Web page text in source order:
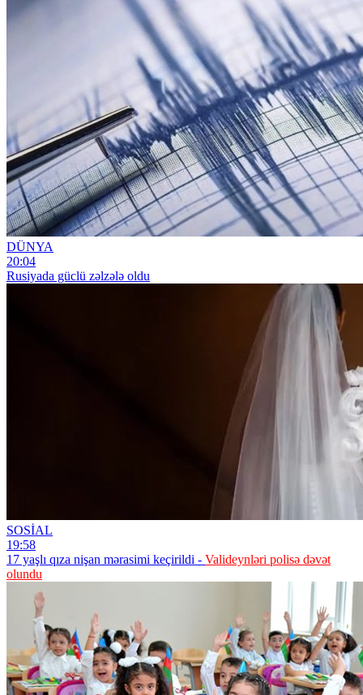
DÜNYA
20:04
Rusiyada güclü zəlzələ oldu
SOSİAL
19:58
17 yaşlı qıza nişan mərasimi keçirildi - Valideynləri polisə dəvət
olundu